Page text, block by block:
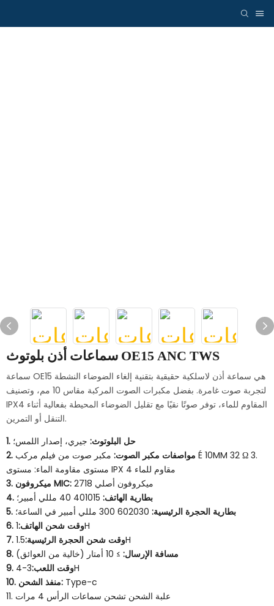
سماعات أذن بلوتوث OE15 ANC TWS
سماعة OE15 هي سماعة أذن لاسلكية حقيقية بتقنية إلغاء الضوضاء النشطة
لتجربة صوت غامرة. بفضل مكبرات الصوت المركبة مقاس 10 مم، وتصنيف
IPX4 المقاوم للماء، توفر صوتًا نقيًا مع تقليل الضوضاء المحيطة بفعالية أثناء
التنقل أو التمرين.
1. حل البلوتوث: جيري، إصدار اللمس؛
2. مواصفات مكبر الصوت: مكبر صوت من فيلم مركب É 10MM 32 Ω 3.
مستوى مقاومة الماء: مستوى IPX 4 مقاوم للماء
3. ميكروفون MIC:
ميكروفون أصلي 2718
4. بطارية الهاتف:
5. بطارية الحجرة الرئيسية:
6. وقت شحن الهاتف:1H
7. وقت شحن الحجرة الرئيسية:1.5H
8. مسافة الإرسال: ≥ 10 أمتار (خالية من العوائق)
9. وقت اللعب:3-4H
10. منفذ الشحن: Type-c
11. علبة الشحن تشحن سماعات الرأس 4 مرات